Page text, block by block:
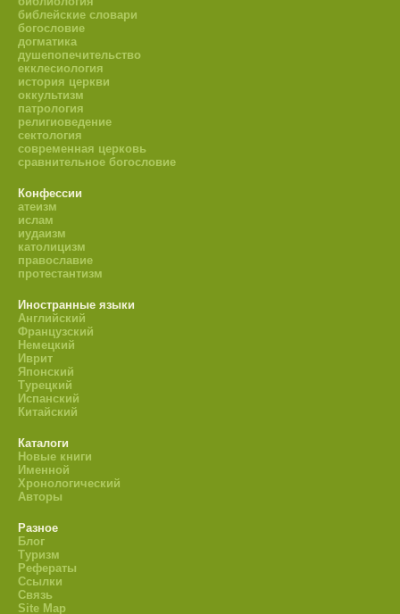
библейские словари
богословие
догматика
душепопечительство
екклесиология
история церкви
оккультизм
патрология
религиоведение
сектология
современная церковь
сравнительное богословие
Конфессии
атеизм
ислам
иудаизм
католицизм
православие
протестантизм
Иностранные языки
Английский
Французский
Немецкий
Иврит
Японский
Турецкий
Испанский
Китайский
Каталоги
Новые книги
Именной
Хронологический
Авторы
Разное
Блог
Туризм
Рефераты
Ссылки
Связь
Site Map